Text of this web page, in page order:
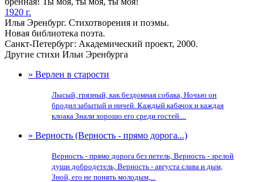
1920 г.
Илья Эренбург. Стихотворения и поэмы.
Новая библиотека поэта.
Санкт-Петербург: Академический проект, 2000.
Другие стихи Ильи Эренбурга
» Верлен в старости
Лысый, грязный, как бездомная собака, Ночью он
бродил забытый и ничей. Каждый кабачок и каждая
клоака Знали хорошо его среди гостей....
» Верность (Верность - прямо дорога...)
Верность - прямо дорога без петель, Верность - зрелой
души добродетель, Верность - августа слава и дым,
Зной, его не понять молодым,...